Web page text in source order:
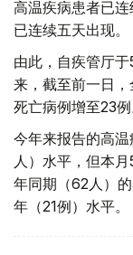
高温疾病患者已
已连续五天出现。
由此，自疾管厅
来，截至前一日
死亡病例增至23例
今年来报告的高
人）水平，但本
年同期（62人）
年（21例）水平。